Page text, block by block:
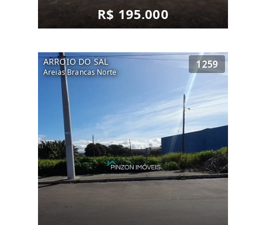
R$ 195.000
ARROIO DO SAL
Areias Brancas Norte
1259